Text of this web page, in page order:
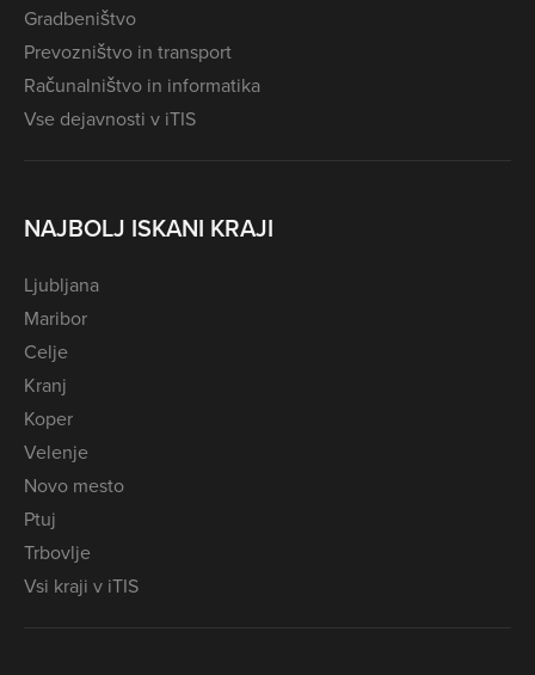
Gradbeništvo
Prevozništvo in transport
Računalništvo in informatika
Vse dejavnosti v iTIS
NAJBOLJ ISKANI KRAJI
Ljubljana
Maribor
Celje
Kranj
Koper
Velenje
Novo mesto
Ptuj
Trbovlje
Vsi kraji v iTIS